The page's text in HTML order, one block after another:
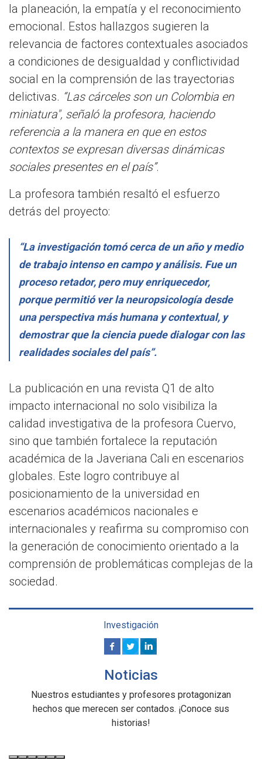
la planeación, la empatía y el reconocimiento
emocional. Estos hallazgos sugieren la
relevancia de factores contextuales asociados
a condiciones de desigualdad y conflictividad
social en la comprensión de las trayectorias
delictivas. “Las cárceles son un Colombia en
miniatura", señaló la profesora, haciendo
referencia a la manera en que en estos
contextos se expresan diversas dinámicas
sociales presentes en el país”.
La profesora también resaltó el esfuerzo
detrás del proyecto:
“La investigación tomó cerca de un año y medio
de trabajo intenso en campo y análisis. Fue un
proceso retador, pero muy enriquecedor,
porque permitió ver la neuropsicología desde
una perspectiva más humana y contextual, y
demostrar que la ciencia puede dialogar con las
realidades sociales del país”.
La publicación en una revista Q1 de alto
impacto internacional no solo visibiliza la
calidad investigativa de la profesora Cuervo,
sino que también fortalece la reputación
académica de la Javeriana Cali en escenarios
globales. Este logro contribuye al
posicionamiento de la universidad en
escenarios académicos nacionales e
internacionales y reafirma su compromiso con
la generación de conocimiento orientado a la
comprensión de problemáticas complejas de la
sociedad.
Investigación
Noticias
Nuestros estudiantes y profesores protagonizan
hechos que merecen ser contados. ¡Conoce sus
historias!